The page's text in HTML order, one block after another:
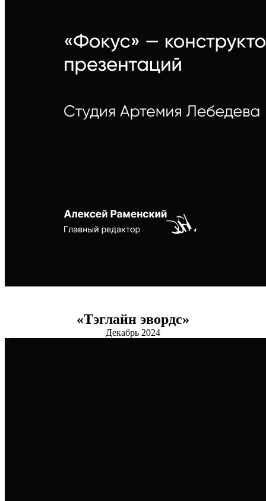
«Тэглайн эвордс»
Декабрь 2024